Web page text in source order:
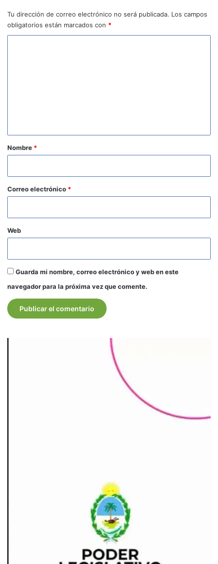
Tu dirección de correo electrónico no será publicada. Los campos
obligatorios están marcados con *
r
o
*
Nombre *
Correo electrónico *
Web
Guarda mi nombre, correo electrónico y web en este
navegador para la próxima vez que comente.